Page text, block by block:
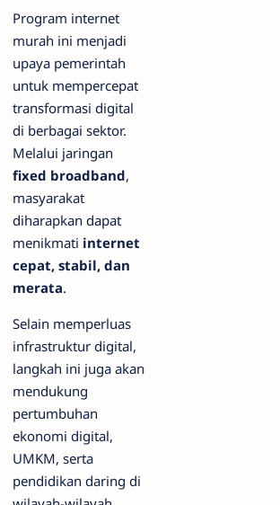
Program internet
murah ini menjadi
upaya pemerintah
untuk mempercepat
transformasi digital
di berbagai sektor.
Melalui jaringan
fixed broadband,
masyarakat
diharapkan dapat
menikmati internet
cepat, stabil, dan
merata.
Selain memperluas
infrastruktur digital,
langkah ini juga akan
mendukung
pertumbuhan
ekonomi digital,
UMKM, serta
pendidikan daring di